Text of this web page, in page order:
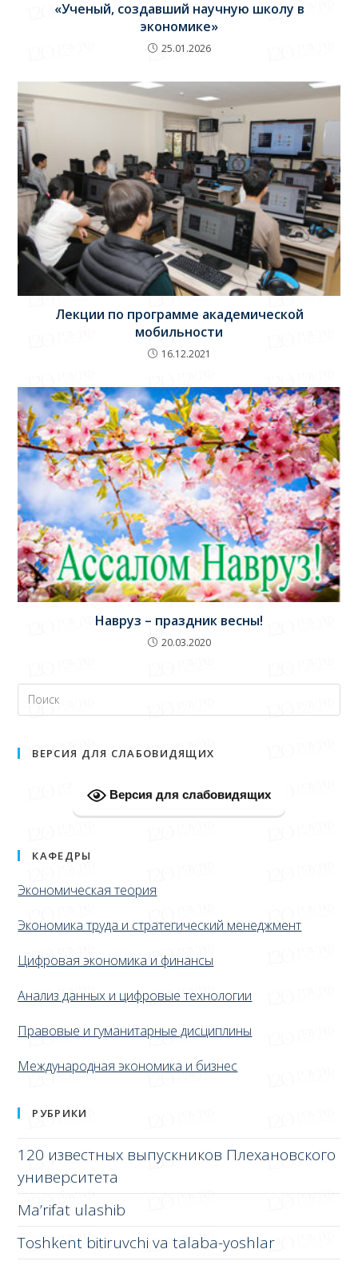
«Ученый, создавший научную школу в
экономике»
25.01.2026
Лекции по программе академической
мобильности
16.12.2021
Навруз – праздник весны!
20.03.2020
ВЕРСИЯ ДЛЯ СЛАБОВИДЯЩИХ
Версия для слабовидящих
КАФЕДРЫ
Экономическая теория
Экономика труда и стратегический менеджмент
Цифровая экономика и финансы
Анализ данных и цифровые технологии
Правовые и гуманитарные дисциплины
Международная экономика и бизнес
РУБРИКИ
120 известных выпускников Плехановского
университета
Ma’rifat ulashib
Toshkent bitiruvchi va talaba-yoshlar